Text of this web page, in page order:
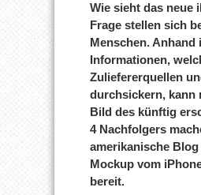
Wie sieht das neue
Frage stellen sich
Menschen. Anhand
Informationen,
Zuliefererquellen
durchsickern, kann
Bild des künftig
4 Nachfolgers
amerikanische
Mockup vom
bereit.